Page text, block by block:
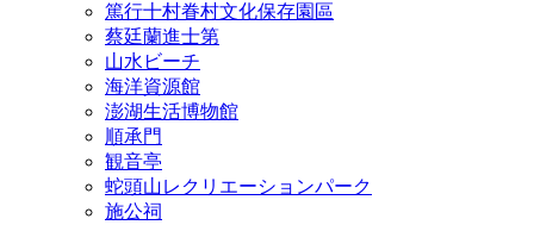
篤行十村眷村文化保存園區
蔡廷蘭進士第
山水ビーチ
海洋資源館
澎湖生活博物館
順承門
観音亭
蛇頭山レクリエーションパーク
施公祠